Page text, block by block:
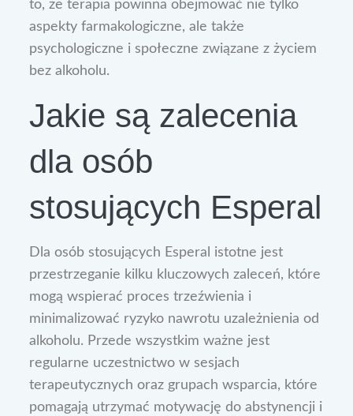
to, że terapia powinna obejmować nie tylko
aspekty farmakologiczne, ale także
psychologiczne i społeczne związane z życiem
bez alkoholu.
Jakie są zalecenia
dla osób
stosujących Esperal
Dla osób stosujących Esperal istotne jest
przestrzeganie kilku kluczowych zaleceń, które
mogą wspierać proces trzeźwienia i
minimalizować ryzyko nawrotu uzależnienia od
alkoholu. Przede wszystkim ważne jest
regularne uczestnictwo w sesjach
terapeutycznych oraz grupach wsparcia, które
pomagają utrzymać motywację do abstynencji i